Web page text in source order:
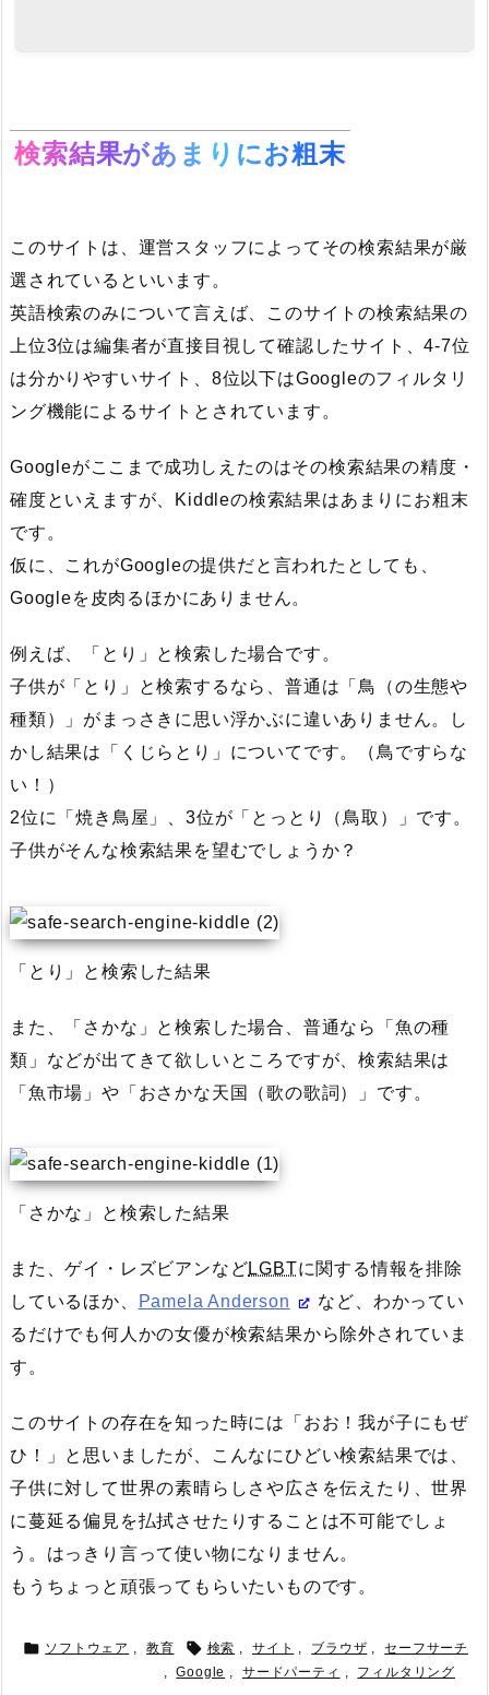
検索結果があまりにお粗末
このサイトは、運営スタッフによってその検索結果が厳
選されているといいます。
英語検索のみについて言えば、このサイトの検索結果の
上位3位は編集者が直接目視して確認したサイト、4-7位
は分かりやすいサイト、8位以下はGoogleのフィルタリ
ング機能によるサイトとされています。
Googleがここまで成功しえたのはその検索結果の精度・
確度といえますが、Kiddleの検索結果はあまりにお粗末
です。
仮に、これがGoogleの提供だと言われたとしても、
Googleを皮肉るほかにありません。
例えば、「とり」と検索した場合です。
子供が「とり」と検索するなら、普通は「鳥（の生態や
種類）」がまっさきに思い浮かぶに違いありません。し
かし結果は「くじらとり」についてです。（鳥ですらな
い！）
2位に「焼き鳥屋」、3位が「とっとり（鳥取）」です。
子供がそんな検索結果を望むでしょうか？
「とり」と検索した結果
また、「さかな」と検索した場合、普通なら「魚の種
類」などが出てきて欲しいところですが、検索結果は
「魚市場」や「おさかな天国（歌の歌詞）」です。
「さかな」と検索した結果
また、ゲイ・レズビアンなどLGBTに関する情報を排除
しているほか、
Pamela Anderson
など、わかってい
るだけでも何人かの女優が検索結果から除外されていま
す。
このサイトの存在を知った時には「おお！我が子にもぜ
ひ！」と思いましたが、こんなにひどい検索結果では、
子供に対して世界の素晴らしさや広さを伝えたり、世界
に蔓延る偏見を払拭させたりすることは不可能でしょ
う。はっきり言って使い物になりません。
もうちょっと頑張ってもらいたいものです。
 ソフトウェア , 教育  検索 , サイト , ブラウザ ,
セーフサーチ
, Google , サードパーティ , フィルタリング